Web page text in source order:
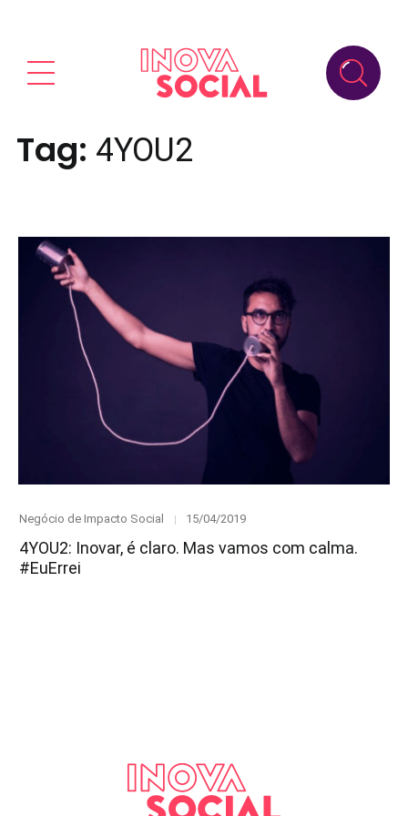
Tag: 4YOU2
Category
Negócio de Impacto Social
Posted
15/04/2019
4YOU2: Inovar, é claro. Mas vamos com calma.
#EuErrei